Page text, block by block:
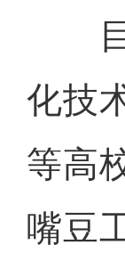
目
化技
等高
嘴豆